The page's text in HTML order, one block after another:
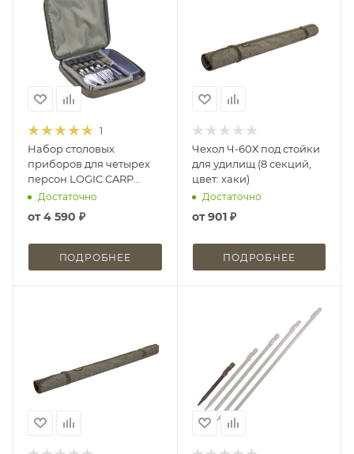
1
Набор столовых
приборов для четырех
персон LOGIC CARP
4MAN DINING SET
Достаточно
от4 590 ₽
ПОДРОБНЕЕ
Чехол Ч-60Х под стойки
для удилищ (8 секций,
цвет: хаки)
Достаточно
от901 ₽
ПОДРОБНЕЕ